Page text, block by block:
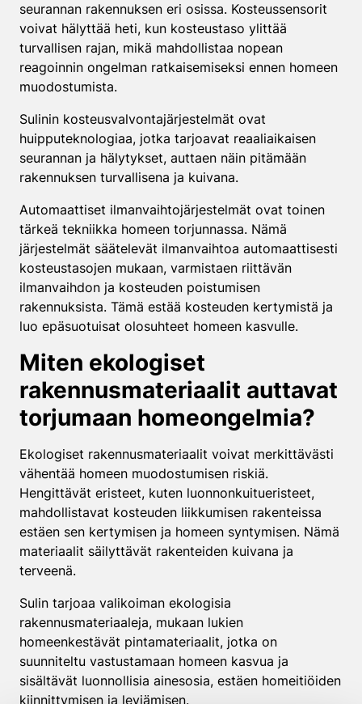
seurannan rakennuksen eri osissa. Kosteussensorit
voivat hälyttää heti, kun kosteustaso ylittää
turvallisen rajan, mikä mahdollistaa nopean
reagoinnin ongelman ratkaisemiseksi ennen homeen
muodostumista.
Sulinin kosteusvalvontajärjestelmät ovat
huipputeknologiaa, jotka tarjoavat reaaliaikaisen
seurannan ja hälytykset, auttaen näin pitämään
rakennuksen turvallisena ja kuivana.
Automaattiset ilmanvaihtojärjestelmät ovat toinen
tärkeä tekniikka homeen torjunnassa. Nämä
järjestelmät säätelevät ilmanvaihtoa automaattisesti
kosteustasojen mukaan, varmistaen riittävän
ilmanvaihdon ja kosteuden poistumisen
rakennuksista. Tämä estää kosteuden kertymistä ja
luo epäsuotuisat olosuhteet homeen kasvulle.
Miten ekologiset
rakennusmateriaalit auttavat
torjumaan homeongelmia?
Ekologiset rakennusmateriaalit voivat merkittävästi
vähentää homeen muodostumisen riskiä.
Hengittävät eristeet, kuten luonnonkuitueristeet,
mahdollistavat kosteuden liikkumisen rakenteissa
estäen sen kertymisen ja homeen syntymisen. Nämä
materiaalit säilyttävät rakenteiden kuivana ja
terveenä.
Sulin tarjoaa valikoiman ekologisia
rakennusmateriaaleja, mukaan lukien
homeenkestävät pintamateriaalit, jotka on
suunniteltu vastustamaan homeen kasvua ja
sisältävät luonnollisia ainesosia, estäen homeitiöiden
kiinnittymisen ja leviämisen.